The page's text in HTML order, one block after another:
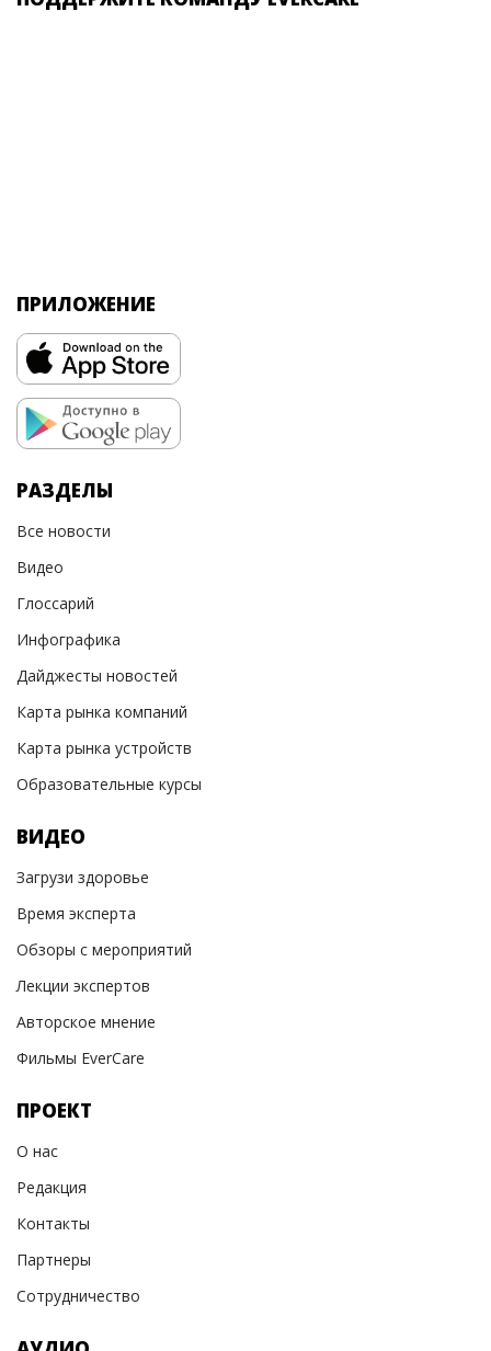
ПРИЛОЖЕНИЕ
РАЗДЕЛЫ
Все новости
Видео
Глоссарий
Инфографика
Дайджесты новостей
Карта рынка компаний
Карта рынка устройств
Образовательные курсы
ВИДЕО
Загрузи здоровье
Время эксперта
Обзоры с мероприятий
Лекции экспертов
Авторское мнение
Фильмы EverCare
ПРОЕКТ
О нас
Редакция
Контакты
Партнеры
Сотрудничество